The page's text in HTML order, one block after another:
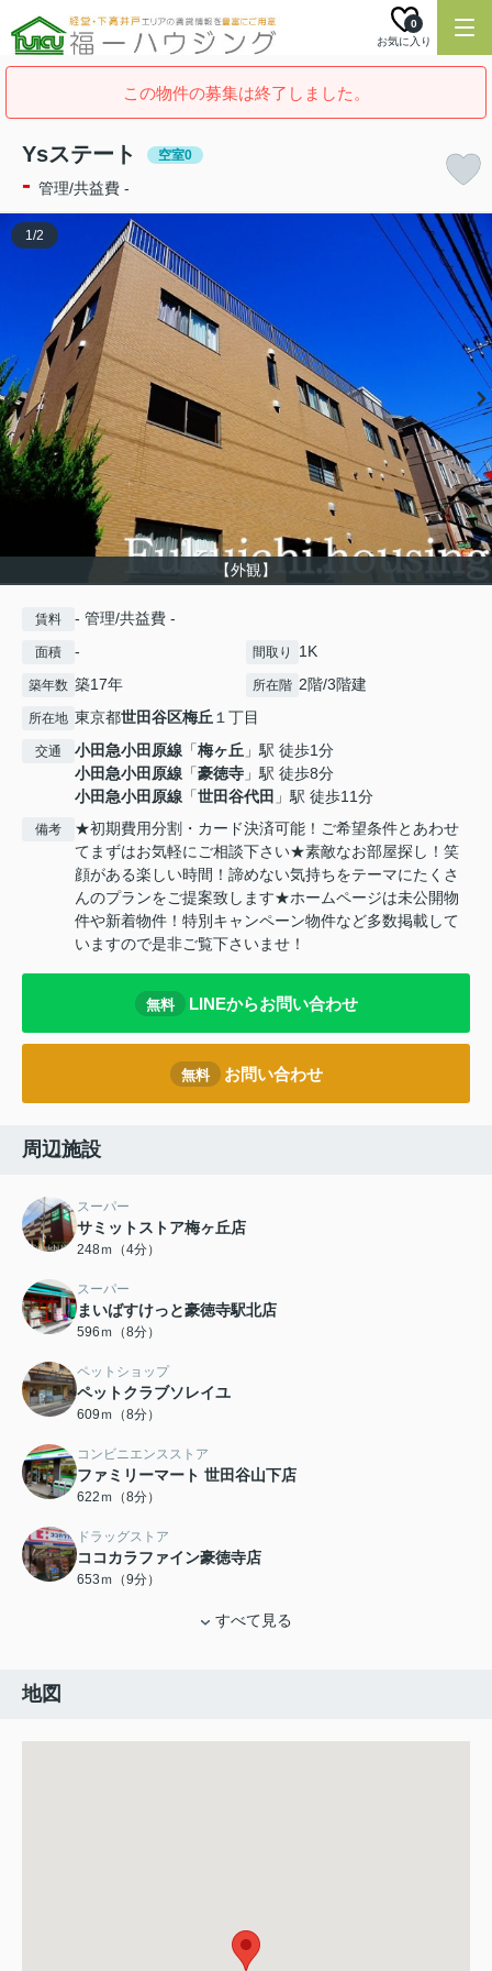
お気に入り
0
この物件の募集は終了しました。
Ysステート 空室0
- 管理/共益費 -
【外観】
1/2
賃料 - 管理/共益費 -
面積 - 間取り 1K
築年数 築17年 所在階 2階/3階建
所在地 東京都世田谷区梅丘１丁目
交通 小田急小田原線 「梅ヶ丘 」駅 徒歩1分
小田急小田原線 「豪徳寺 」駅 徒歩8分
小田急小田原線 「世田谷代田 」駅 徒歩11分
備考
★初期費用分割・カード決済可能！ご希望条件とあわせ
てまずはお気軽にご相談下さい★素敵なお部屋探し！笑
顔がある楽しい時間！諦めない気持ちをテーマにたくさ
んのプランをご提案致します★ホームページは未公開物
件や新着物件！特別キャンペーン物件など多数掲載して
いますので是非ご覧下さいませ！
無料 LINEからお問い合わせ
無料 お問い合わせ
周辺施設
スーパー
サミットストア梅ヶ丘店
248ｍ（4分）
スーパー
まいばすけっと豪徳寺駅北店
596ｍ（8分）
ペットショップ
ペットクラブソレイユ
609ｍ（8分）
コンビニエンスストア
ファミリーマート 世田谷山下店
622ｍ（8分）
ドラッグストア
ココカラファイン豪徳寺店
653ｍ（9分）
すべて見る
地図